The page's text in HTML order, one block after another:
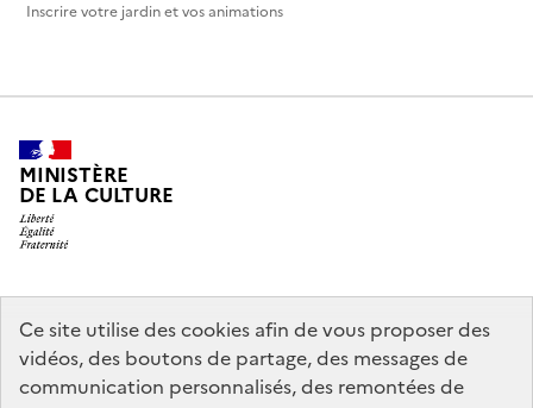
Ce site utilise des cookies afin de vous proposer des
vidéos, des boutons de partage, des messages de
communication personnalisés, des remontées de
Inscrire votre jardin et vos animations
MINISTÈRE
DE LA CULTURE
legifrance.gouv.fr
info.gouv.fr
service-public.gouv.fr
data.gouv.fr